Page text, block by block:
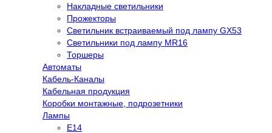
Накладные светильники
Прожекторы
Светильник встраиваемый под лампу GX53
Светильники под лампу MR16
Торшеры
Автоматы
Кабель-Каналы
Кабельная продукция
Коробки монтажные, подрозетники
Лампы
E14